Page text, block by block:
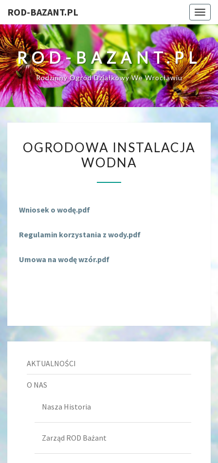
ROD-BAZANT.PL
ROD-BAZANT.PL
Rodzinny Ogród Działkowy We Wrocławiu
INSTALACJA
WODNA
OGRODOWA INSTALACJA
WODNA
Wniosek o wodę.pdf
Regulamin korzystania z wody.pdf
Umowa na wodę wzór.pdf
AKTUALNOŚCI
O NAS
Nasza Historia
Zarząd ROD Bażant